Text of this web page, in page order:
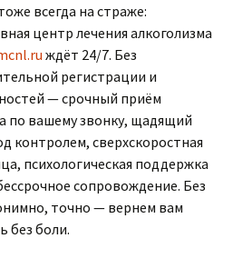
всегда на страже:
центр лечения алкоголизма
ждёт 24/7. Без
регистрации и
— срочный приём
по вашему звонку, щадящий
контролем, сверхскоростная
психологическая поддержка
сопровождение. Без
точно — вернем вам
без боли.